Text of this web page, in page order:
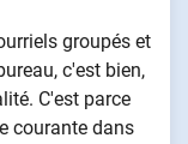
groupés et
c'est bien,
C'est parce
courante dans